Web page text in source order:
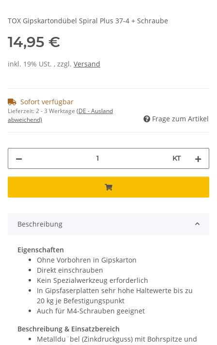
TOX Gipskartondübel Spiral Plus 37-4 + Schraube
14,95 €
inkl. 19% USt. , zzgl. Versand
Sofort verfügbar
Lieferzeit:2 - 3 Werktage (DE - Ausland
abweichend)
Frage zum Artikel
KT
Beschreibung
Eigenschaften
Ohne Vorbohren in Gipskarton
Direkt einschrauben
Kein Spezialwerkzeug erforderlich
In Gipsfaserplatten sehr hohe Haltewerte bis zu
20 kg je Befestigungspunkt
Auch für M4-Schrauben geeignet
Beschreibung & Einsatzbereich
Metalldu¨bel (Zinkdruckguss) mit Bohrspitze und